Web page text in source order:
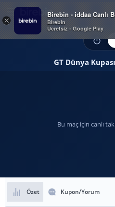
×
Birebin - iddaa Canlı
Birebin
Ücretsiz - Google Play
GT Dünya
Bu maç için canlı
Özet Kupon/Yorum